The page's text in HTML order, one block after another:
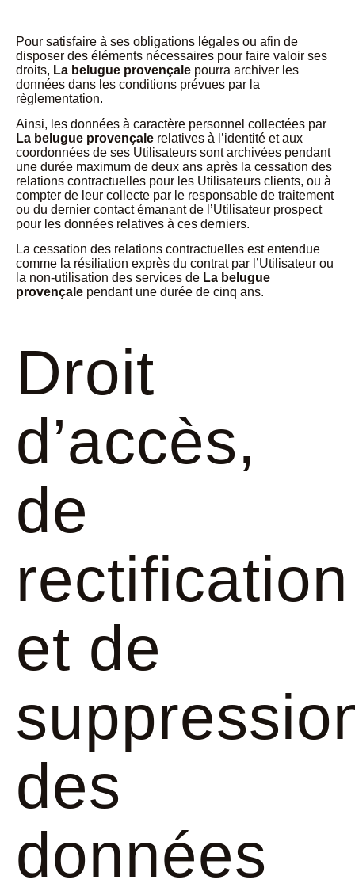
Pour satisfaire à ses obligations légales ou afin de
disposer des éléments nécessaires pour faire valoir ses
droits, La belugue provençale pourra archiver les
données dans les conditions prévues par la
règlementation.
Ainsi, les données à caractère personnel collectées par
La belugue provençale relatives à l’identité et aux
coordonnées de ses Utilisateurs sont archivées pendant
une durée maximum de deux ans après la cessation des
relations contractuelles pour les Utilisateurs clients, ou à
compter de leur collecte par le responsable de traitement
ou du dernier contact émanant de l’Utilisateur prospect
pour les données relatives à ces derniers.
La cessation des relations contractuelles est entendue
comme la résiliation exprès du contrat par l’Utilisateur ou
la non-utilisation des services de La belugue
provençale pendant une durée de cinq ans.
Droit
d’accès,
de
rectification
et de
des
données